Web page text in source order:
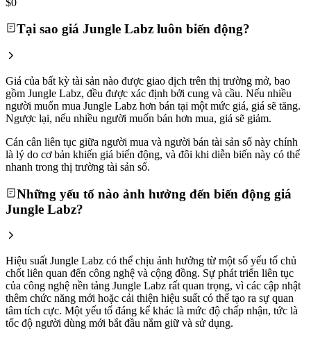
Tại sao giá Jungle Labz luôn biến động?
Giá của bất kỳ tài sản nào được giao dịch trên thị trường mở, bao
gồm Jungle Labz, đều được xác định bởi cung và cầu. Nếu nhiều
người muốn mua Jungle Labz hơn bán tại một mức giá, giá sẽ tăng.
Ngược lại, nếu nhiều người muốn bán hơn mua, giá sẽ giảm.
Cán cân liên tục giữa người mua và người bán tài sản số này chính
là lý do cơ bản khiến giá biến động, và đôi khi diễn biến này có thể
nhanh trong thị trường tài sản số.
Những yếu tố nào ảnh hưởng đến biến động giá
Jungle Labz?
Hiệu suất Jungle Labz có thể chịu ảnh hưởng từ một số yếu tố chủ
chốt liên quan đến công nghệ và cộng đồng. Sự phát triển liên tục
của công nghệ nền tảng Jungle Labz rất quan trọng, vì các cập nhật
thêm chức năng mới hoặc cải thiện hiệu suất có thể tạo ra sự quan
tâm tích cực. Một yếu tố đáng kể khác là mức độ chấp nhận, tức là
tốc độ người dùng mới bắt đầu nắm giữ và sử dụng.